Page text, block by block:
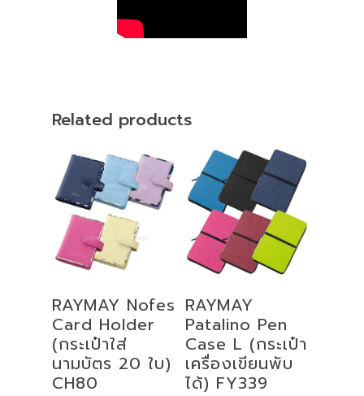
Related products
Select
Options
RAYMAY Nofes
Card Holder
(กระเป๋าใส่
นามบัตร 20 ใบ)
CH80
Select
Options
RAYMAY
Patalino Pen
Case L (กระเป๋า
เครื่องเขียนพับ
ได้) FY339